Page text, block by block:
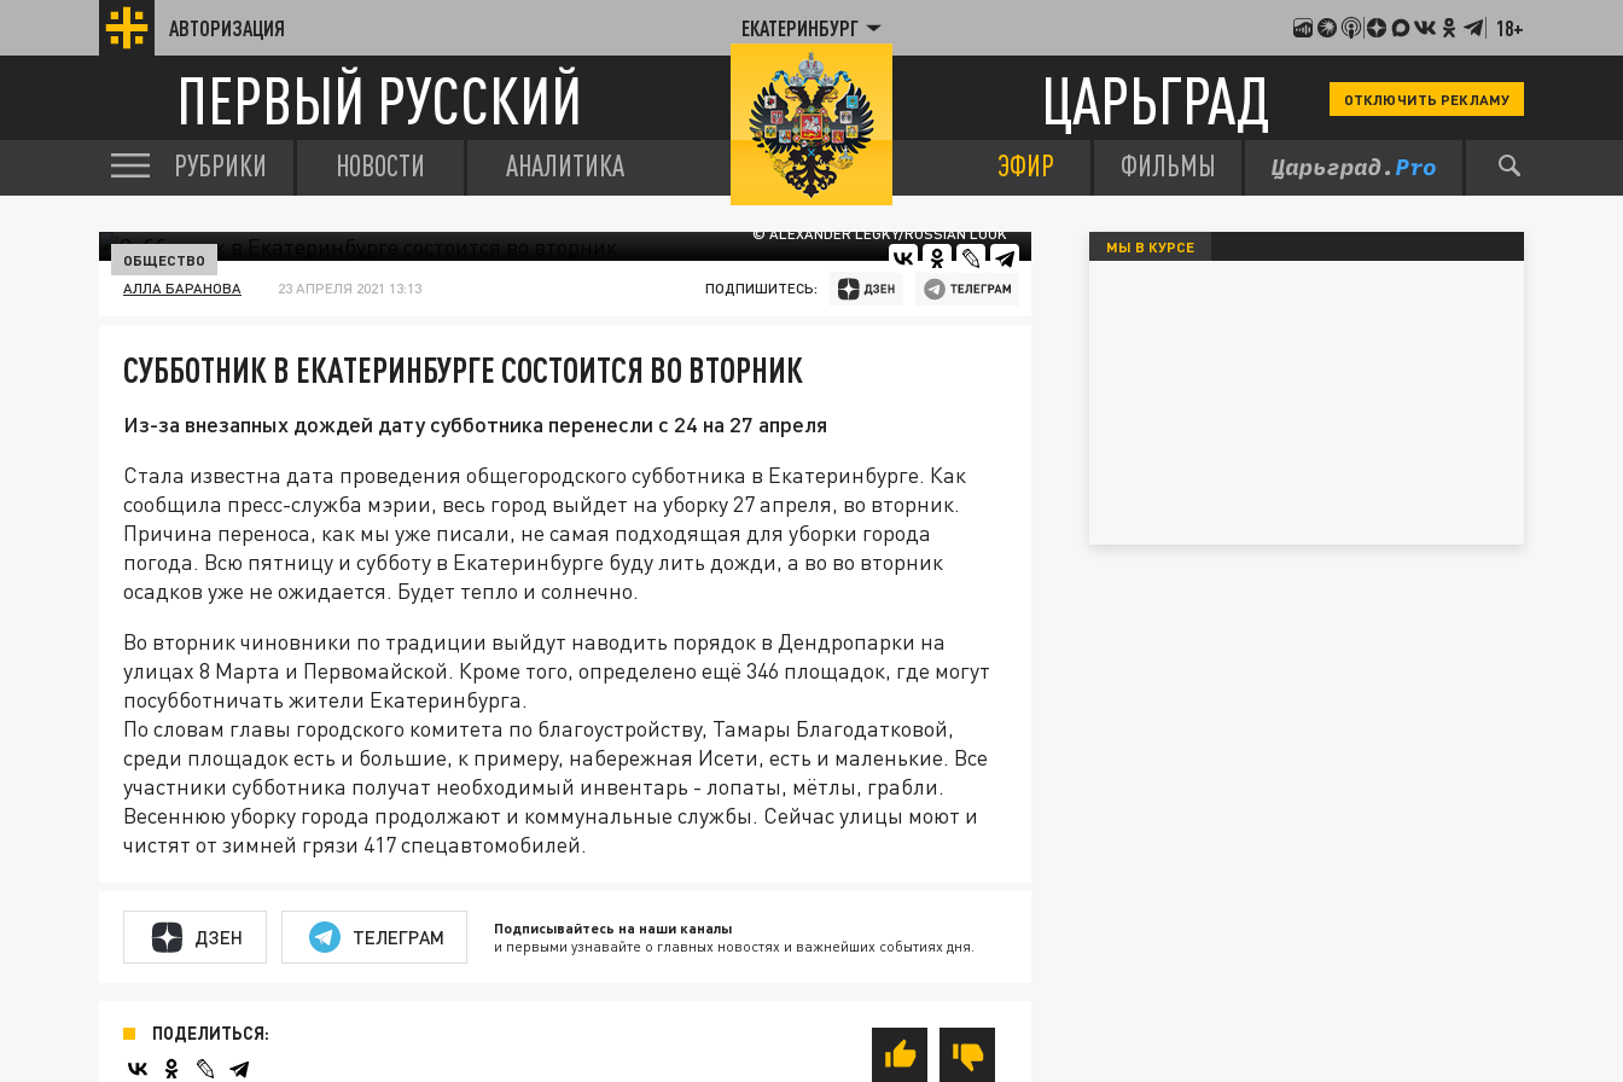
АВТОРИЗАЦИЯ ЕКАТЕРИНБУРГ 18+
ПЕРВЫЙ РУССКИЙ ЦАРЬГРАД ОТКЛЮЧИТЬ РЕКЛАМУ
РУБРИКИ НОВОСТИ АНАЛИТИКА ЭФИР ФИЛЬМЫ
© ALEXANDER LEGKY/RUSSIAN LOOK
ОБЩЕСТВО
АЛЛА БАРАНОВА 23 АПРЕЛЯ 2021 13:13 ПОДПИШИТЕСЬ:
СУББОТНИК В ЕКАТЕРИНБУРГЕ СОСТОИТСЯ ВО ВТОРНИК
Из-за внезапных дождей дату субботника перенесли с 24 на 27 апреля
Стала известна дата проведения общегородского субботника в Екатеринбурге. Как
сообщила пресс-служба мэрии, весь город выйдет на уборку 27 апреля, во вторник.
Причина переноса, как мы уже писали, не самая подходящая для уборки города
погода. Всю пятницу и субботу в Екатеринбурге буду лить дожди, а во во вторник
осадков уже не ожидается. Будет тепло и солнечно.
Во вторник чиновники по традиции выйдут наводить порядок в Дендропарки на
улицах 8 Марта и Первомайской. Кроме того, определено ещё 346 площадок, где могут
посубботничать жители Екатеринбурга.
По словам главы городского комитета по благоустройству, Тамары Благодатковой,
среди площадок есть и большие, к примеру, набережная Исети, есть и маленькие. Все
участники субботника получат необходимый инвентарь - лопаты, мётлы, грабли.
Весеннюю уборку города продолжают и коммунальные службы. Сейчас улицы моют и
чистят от зимней грязи 417 спецавтомобилей.
ДЗЕН ТЕЛЕГРАМ Подписывайтесь на наши каналы
и первыми узнавайте о главных новостях и важнейших событиях дня.
ПОДЕЛИТЬСЯ:
МЫ В КУРСЕ